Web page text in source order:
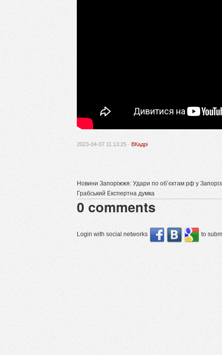
2023-04-07 11:13:25 · ВКадрі
Новини Запоріжжя: Удари по об’єктам рф у
Грабський Експертна думка
0 comments
Login with social networks to